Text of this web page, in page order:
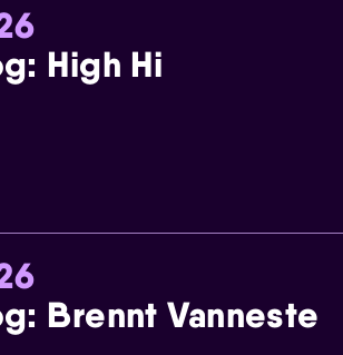
High Hi
Brennt Vanneste